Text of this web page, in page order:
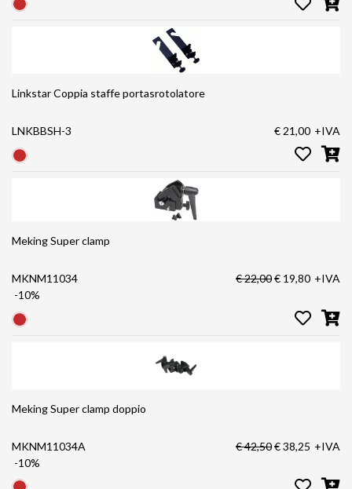
Linkstar Coppia staffe portasrotolatore
LNKBBSH-3 € 21,00 +IVA
Meking Super clamp
MKNM11034
-10%
€ 22,00€ 19,80 +IVA
Meking Super clamp doppio
MKNM11034A
-10%
€ 42,50€ 38,25 +IVA